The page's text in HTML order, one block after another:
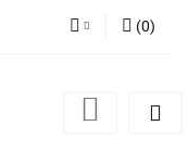
Zarejestruj się
(0)